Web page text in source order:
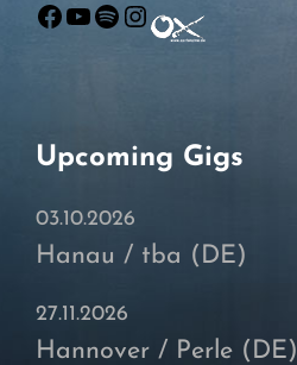
Facebook
YouTube
Spotify
Instagram
Upcoming Gigs
03.10.2026
Hanau / tba (DE)
27.11.2026
Hannover / Perle (DE)